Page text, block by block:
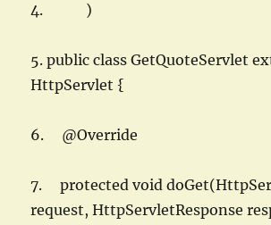
4. )
5. public class GetQuoteServlet
HttpServlet {
6. @Override
7. protected void
request, HttpServletResponse